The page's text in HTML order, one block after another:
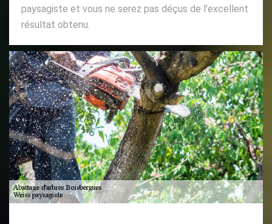
paysagiste et vous ne serez pas déçus de l’excellent
résultat obtenu.